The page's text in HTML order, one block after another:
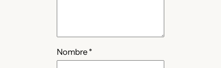
Nombre *